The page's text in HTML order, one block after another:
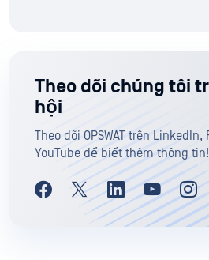
Theo dõi chúng tôi
hội
Theo dõi OPSWAT trên
YouTube để biết thêm thông tin!